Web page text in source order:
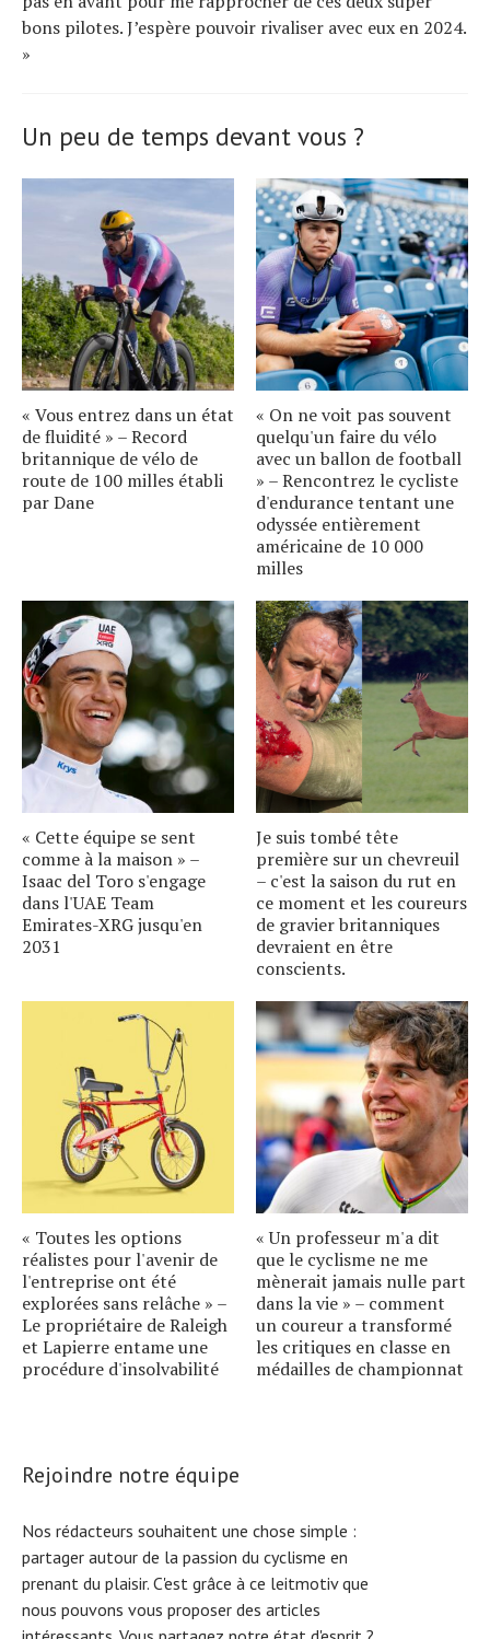
bons pilotes. J’espère pouvoir rivaliser avec eux en 2024.
»
Un peu de temps devant vous ?
« Vous entrez dans un état
de fluidité » – Record
britannique de vélo de
route de 100 milles établi
par Dane
« On ne voit pas souvent
quelqu'un faire du vélo
avec un ballon de football
» – Rencontrez le cycliste
d'endurance tentant une
odyssée entièrement
américaine de 10 000
milles
« Cette équipe se sent
comme à la maison » –
Isaac del Toro s'engage
dans l'UAE Team
Emirates-XRG jusqu'en
2031
Je suis tombé tête
première sur un chevreuil
– c'est la saison du rut en
ce moment et les coureurs
de gravier britanniques
devraient en être
conscients.
« Toutes les options
réalistes pour l'avenir de
l'entreprise ont été
explorées sans relâche » –
Le propriétaire de Raleigh
et Lapierre entame une
procédure d'insolvabilité
« Un professeur m'a dit
que le cyclisme ne me
mènerait jamais nulle part
dans la vie » – comment
un coureur a transformé
les critiques en classe en
médailles de championnat
Rejoindre notre équipe
Nos rédacteurs souhaitent une chose simple :
partager autour de la passion du cyclisme en
prenant du plaisir. C'est grâce à ce leitmotiv que
nous pouvons vous proposer des articles